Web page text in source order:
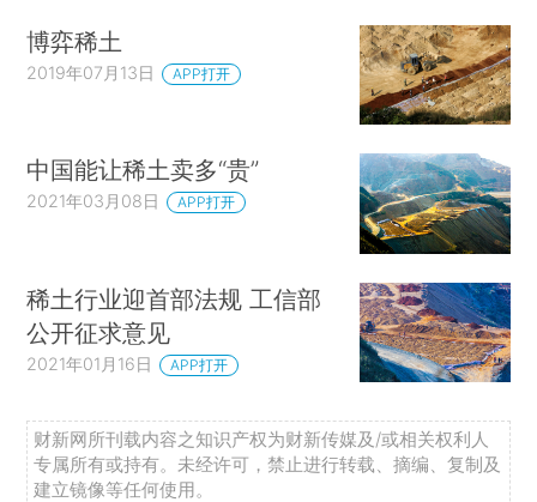
博弈稀土
2019年07月13日 APP打开
中国能让稀土卖多“贵”
2021年03月08日 APP打开
稀土行业迎首部法规 工信部
公开征求意见
2021年01月16日 APP打开
财新网所刊载内容之知识产权为财新传媒及/或相关权利人
专属所有或持有。未经许可，禁止进行转载、摘编、复制及
建立镜像等任何使用。